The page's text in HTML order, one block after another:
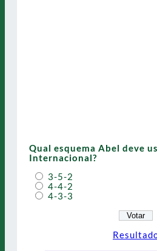
Qual esquema Abel deve
Internacional?
3-5-2
4-4-2
4-3-3